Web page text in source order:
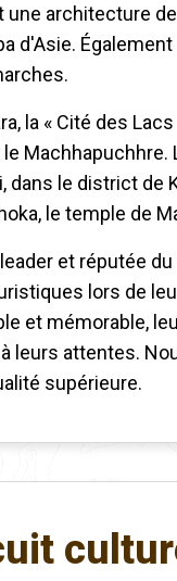
architecture
d'Asie.
la « Cité des
dans le district
le temple de
et réputée
lors de
et mémorable,
leurs attentes.
supérieure.